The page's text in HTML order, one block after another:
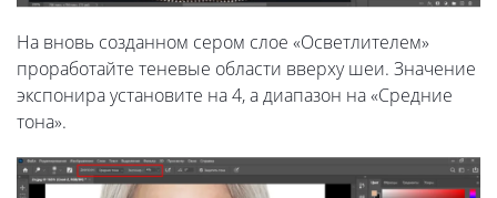
На вновь созданном сером слое «Осветлителем»
проработайте теневые области вверху шеи. Значение
экспонира установите на 4, а диапазон на «Средние
тона».